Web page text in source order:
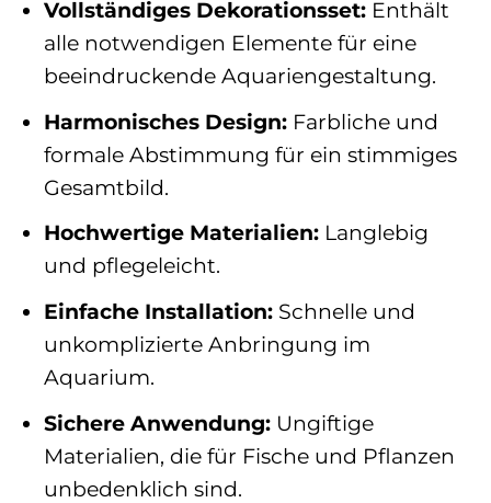
Vollständiges Dekorationsset:Enthält
alle notwendigen Elemente für eine
beeindruckende Aquariengestaltung.
Harmonisches Design:Farbliche und
formale Abstimmung für ein stimmiges
Gesamtbild.
Hochwertige Materialien:Langlebig
und pflegeleicht.
Einfache Installation:Schnelle und
unkomplizierte Anbringung im
Aquarium.
Sichere Anwendung:Ungiftige
Materialien, die für Fische und Pflanzen
unbedenklich sind.